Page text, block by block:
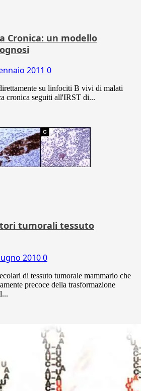
Cronica: un modello
2011 0
su linfociti B vivi di malati
cronica seguiti all'IRST di...
tumorali tessuto
20100
di tessuto tumorale mammario che
precoce della trasformazione